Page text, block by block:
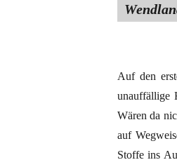
Auf den
unauffällige
Wären da
auf
Stoffe ins